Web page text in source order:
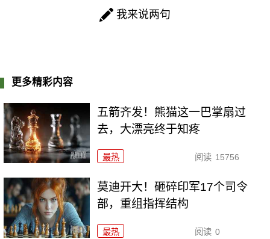
我来说两句
更多精彩内容
五箭齐发！熊猫这一巴掌扇过
去，大漂亮终于知疼
最热 阅读 15756
莫迪开大！砸碎印军17个司令
部，重组指挥结构
最热 阅读 0